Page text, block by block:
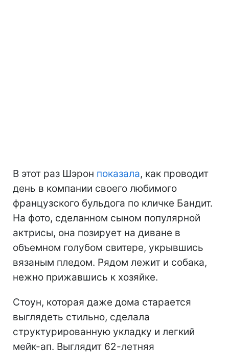
В этот раз Шэрон показала, как проводит
день в компании своего любимого
французского бульдога по кличке Бандит.
На фото, сделанном сыном популярной
актрисы, она позирует на диване в
объемном голубом свитере, укрывшись
вязаным пледом. Рядом лежит и собака,
нежно прижавшись к хозяйке.
Стоун, которая даже дома старается
выглядеть стильно, сделала
структурированную укладку и легкий
мейк-ап. Выглядит 62-летняя